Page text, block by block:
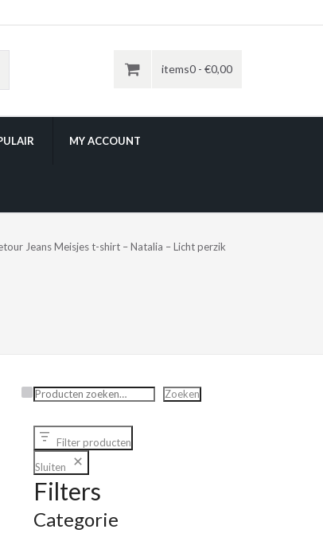
items0 - €0,00
MY ACCOUNT
Jeans Meisjes t-shirt – Natalia – Licht perzik
Zoeken Zoeken
Filter producten
Sluiten
Filters
Categorie